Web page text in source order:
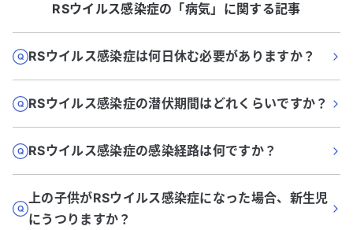
RSウイルス感染症の「病気」に関する記事
RSウイルス感染症は何日休む必要がありますか？
RSウイルス感染症の潜伏期間はどれくらいですか？
RSウイルス感染症の感染経路は何ですか？
上の子供がRSウイルス感染症になった場合、新生児
にうつりますか？